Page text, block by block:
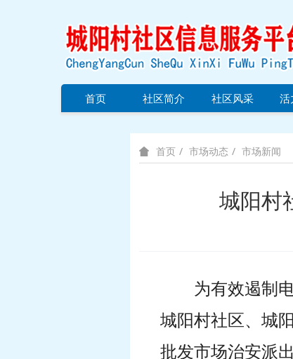
首页 社区简介 社区风采 活
首页 市场动态 市场新闻
城阳村
为有效遏制
城阳村社区、 城
批发市场治安派